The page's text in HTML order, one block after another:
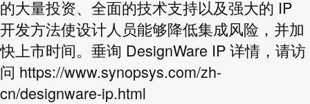
的大量投资、全面的技术支持以及强大的 IP
开发方法使设计人员能够降低集成风险，并加
快上市时间。垂询 DesignWare IP 详情，请访
问 https://www.synopsys.com/zh-
cn/designware-ip.html